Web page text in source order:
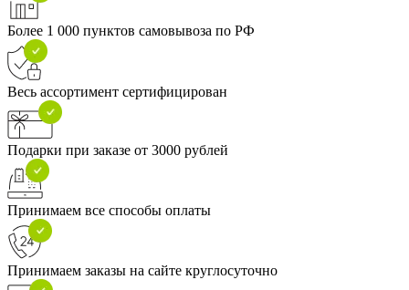
Более 1 000 пунктов самовывоза по РФ
Весь ассортимент сертифицирован
Подарки при заказе от 3000 рублей
Принимаем все способы оплаты
Принимаем заказы на сайте круглосуточно